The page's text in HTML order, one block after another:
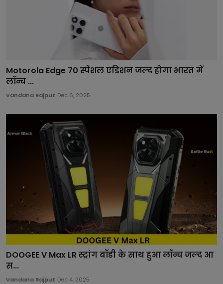
Motorola Edge 70 स्पेशल एडिशन जल्द होगा भारत में
लॉन्च ...
Vandana Rajput Dec 6, 2025
DOOGEE V Max LR स्ट्रांग बॉडी के साथ हुआ लॉन्च जल्द आ
स...
Vandana Rajput Dec 4, 2025